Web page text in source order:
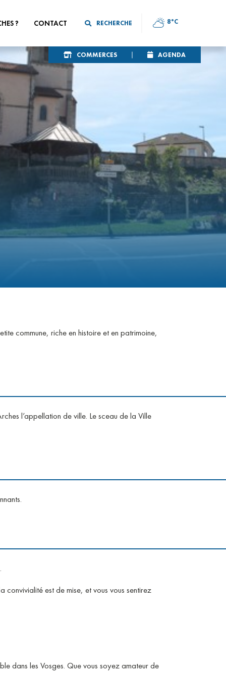
? CONTACT RECHERCHE 8°C
COMMERCES AGENDA
commune, riche en histoire et en patrimoine,
l’appellation de ville. Le sceau de la Ville
convivialité est de mise, et vous vous sentirez
dans les Vosges. Que vous soyez amateur de